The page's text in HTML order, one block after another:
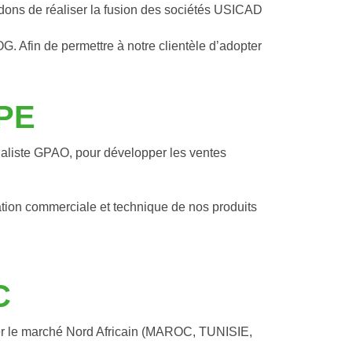
de réaliser la fusion des sociétés USICAD
Afin de permettre à notre clientèle d’adopter
GPAO, pour développer les ventes
commerciale et technique de nos produits
marché Nord Africain (MAROC, TUNISIE,